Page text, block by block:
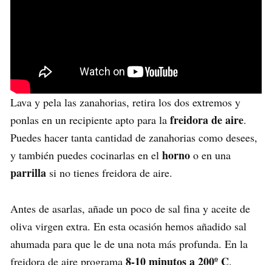
Lava y pela las zanahorias, retira los dos extremos y
ponlas en un recipiente apto para la freidora de aire.
Puedes hacer tanta cantidad de zanahorias como desees,
y también puedes cocinarlas en el horno o en una
parrilla si no tienes freidora de aire.
Antes de asarlas, añade un poco de sal fina y aceite de
oliva virgen extra. En esta ocasión hemos añadido sal
ahumada para que le de una nota más profunda. En la
freidora de aire programa 8-10 minutos a 200º C.